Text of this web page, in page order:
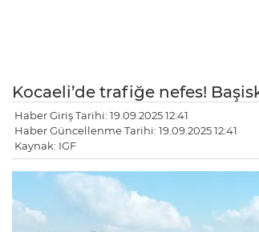
Kocaeli’de trafiğe nefes!
Haber Giriş Tarihi: 19.09.2025 12:41
Haber Güncellenme Tarihi: 19.09.2025 12:41
Kaynak: IGF